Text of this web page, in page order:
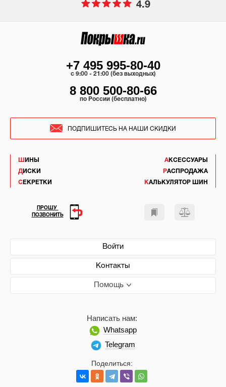
4.9
ШИНЫ
ДИСКИ
СЕКРЕТКИ
АКСЕССУАРЫ
РАСПРОДАЖА
КАЛЬКУЛЯТОР ШИН
Войти
Контакты
Помощь
Поделиться:
Написать нам:
Whatsapp
Telegram
+7 495 995-80-40
c 9:00 - 21:00 (без выходных)
8 800 500-80-66
по России (бесплатно)
ПОДПИШИТЕСЬ НА НАШИ СКИДКИ
ПРОШУ
ПОЗВОНИТЬ